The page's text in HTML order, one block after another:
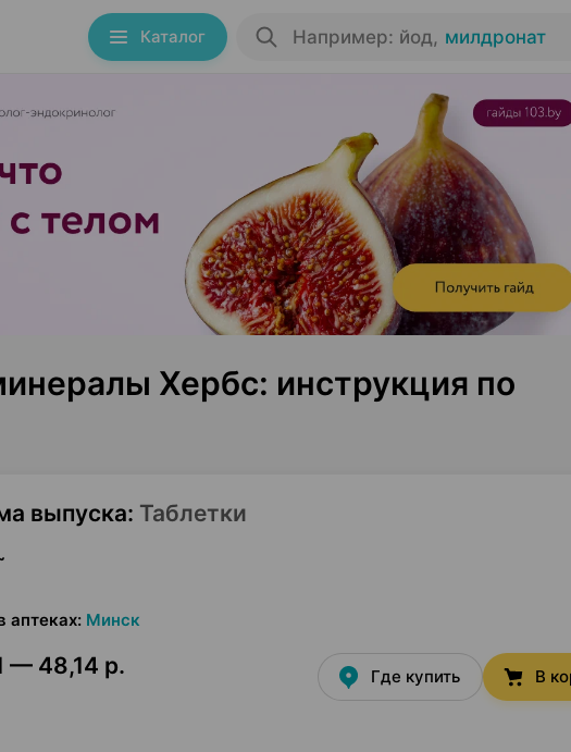
Каталог Например: йод, милдронат
Хербс: инструкция по
выпуска: Таблетки
аптеках: Минск
— 48,14 р. Где купить В